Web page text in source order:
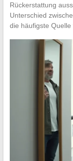
Rückerstattung
Unterschied
die häufigste Quelle